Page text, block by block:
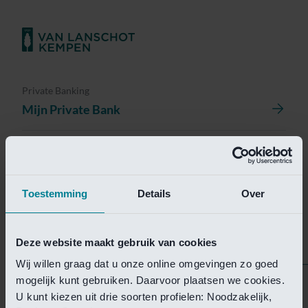
Toestemming Details Over
Deze website maakt gebruik van cookies
Wij willen graag dat u onze online omgevingen zo goed
mogelijk kunt gebruiken. Daarvoor plaatsen we cookies.
U kunt kiezen uit drie soorten profielen: Noodzakelijk,
Private Banking
Mijn Private Bank
Helaas is deze pagina